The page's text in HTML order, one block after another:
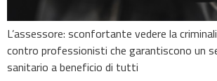
L’assessore: sconfortante vedere la
contro professionisti che garantiscono un
sanitario a beneficio di tutti